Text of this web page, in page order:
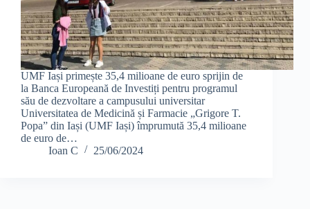
UMF Iași primește 35,4 milioane de euro sprijin de
la Banca Europeană de Investiți pentru programul
său de dezvoltare a campusului universitar
Universitatea de Medicină și Farmacie „Grigore T.
Popa” din Iași (UMF Iași) împrumută 35,4 milioane
de euro de…
Ioan C
25/06/2024